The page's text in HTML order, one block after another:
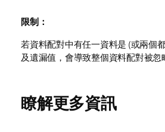
限制：
若資料配對中有任一資料是 (或兩個都
及遺漏值，會導致整個資料配對被忽
瞭解更多資訊